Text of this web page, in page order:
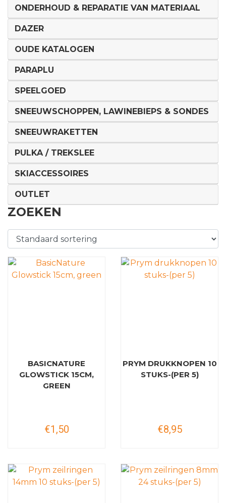
ONDERHOUD & REPARATIE VAN MATERIAAL
DAZER
OUDE KATALOGEN
PARAPLU
SPEELGOED
SNEEUWSCHOPPEN, LAWINEBIEPS & SONDES
SNEEUWRAKETTEN
PULKA / TREKSLEE
SKIACCESSOIRES
OUTLET
ZOEKEN
BASICNATURE
GLOWSTICK 15CM,
GREEN
€1,50
PRYM DRUKKNOPEN 10
STUKS-(PER 5)
€8,95